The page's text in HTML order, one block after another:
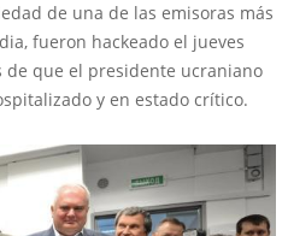
de una de las emisoras más
fueron hackeado el jueves
que el presidente ucraniano
y en estado crítico.